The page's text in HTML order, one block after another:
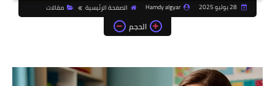
28 يوليو 2025 Hamdy algyar الصفحة الرئيسية مقالات
الحجم